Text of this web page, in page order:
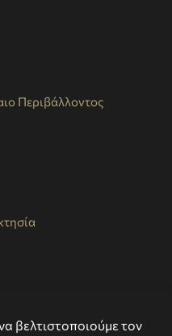
βελτιστοποιούμε τον
Περιβάλλοντος